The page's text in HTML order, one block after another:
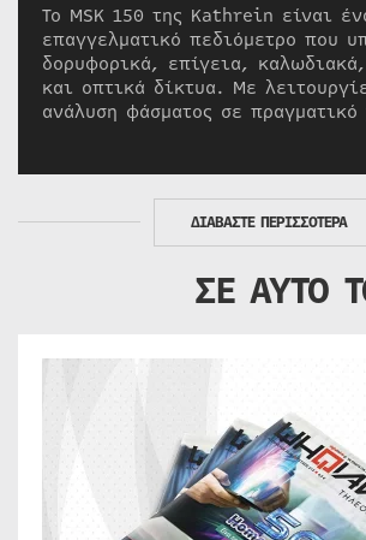
Το MSK 150 της Kathrein είναι
επαγγελματικό πεδιόμετρο που
δορυφορικά, επίγεια,
και οπτικά δίκτυα. Με
ανάλυση φάσματος σε πραγματικό
ΔΙΑΒΑΣΤΕ ΠΕΡΙΣΣΟΤΕΡΑ
ΣΕ ΑΥΤΟ